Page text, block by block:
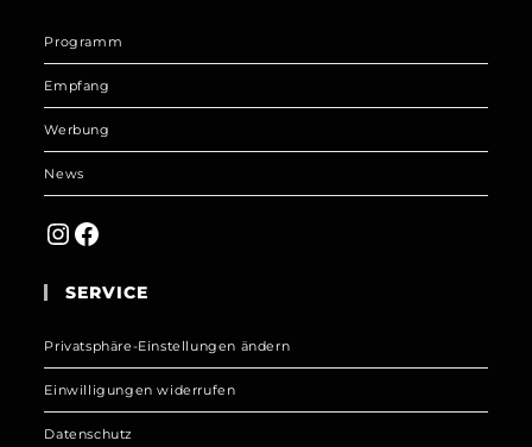
Programm
Empfang
Werbung
News
Instagram
Facebook
SERVICE
Privatsphäre-Einstellungen ändern
Einwilligungen widerrufen
Datenschutz